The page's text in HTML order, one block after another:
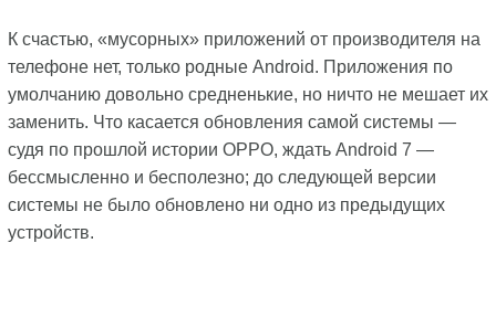
К счастью, «мусорных» приложений от производителя на
телефоне нет, только родные Android. Приложения по
умолчанию довольно средненькие, но ничто не мешает их
заменить. Что касается обновления самой системы —
судя по прошлой истории ОРРО, ждать Android 7 —
бессмысленно и бесполезно; до следующей версии
системы не было обновлено ни одно из предыдущих
устройств.